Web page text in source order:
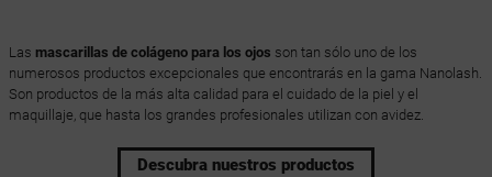
Las mascarillas de colágeno para los ojos son tan sólo uno de los
numerosos productos excepcionales que encontrarás en la gama Nanolash.
Son productos de la más alta calidad para el cuidado de la piel y el
maquillaje, que hasta los grandes profesionales utilizan con avidez.
Descubra nuestros productos